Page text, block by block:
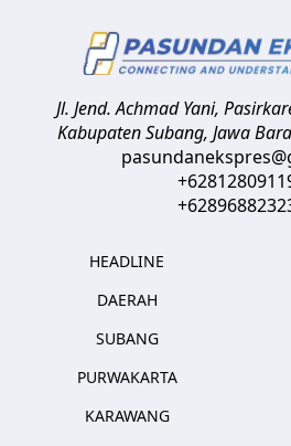
Jl. Jend. Achmad Yani,
Kabupaten Subang, Jawa
HEADLINE
DAERAH
SUBANG
PURWAKARTA
KARAWANG